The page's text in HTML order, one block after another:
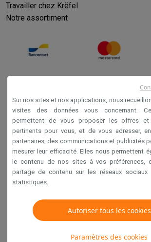
Travailler chez Krëfel
Notre assortiment
Conditions générales de
Privacy
Disclaimer
Cookies
Krëfel NV - Steenstraat 44 -
Sur nos sites et nos applications, nous
visites des données vous concernant.
permettent de vous proposer les offres
pertinents pour vous, et de vous adresser,
partenaires, des communications et publicités
mesurer leur efficacité. Elles nous permettent
le contenu de nos sites à vos préférences,
partage de contenu sur les réseaux
statistiques.
Autoriser tous les cookies
Paramètres des cookies